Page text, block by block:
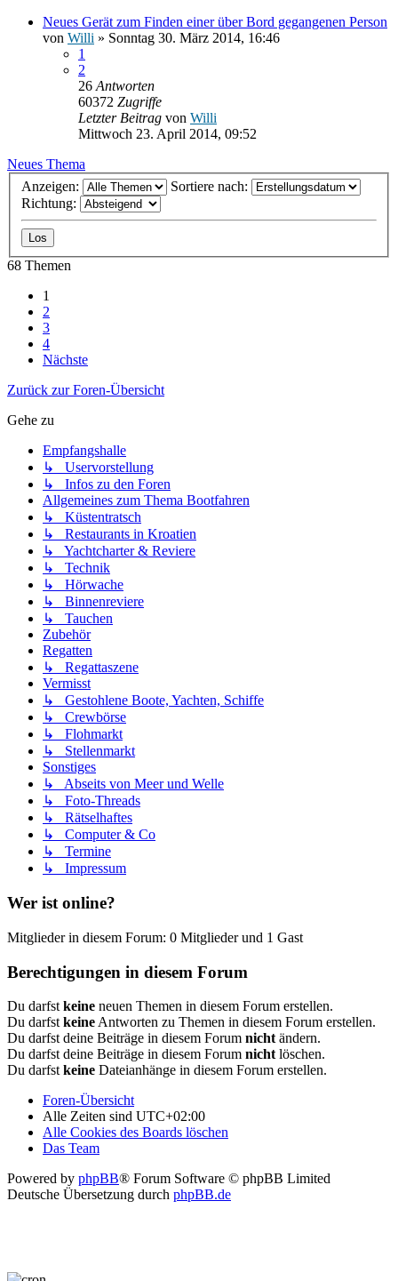
Neues Gerät zum Finden einer über Bord gegangenen Person
von Willi » Sonntag 30. März 2014, 16:46
1
2
26 Antworten
60372 Zugriffe
Letzter Beitrag von Willi
Mittwoch 23. April 2014, 09:52
Neues Thema
Anzeigen:
Sortiere nach:
Richtung:
68 Themen
1
2
3
4
Nächste
Zurück zur Foren-Übersicht
Gehe zu
Empfangshalle
↳ Uservorstellung
↳ Infos zu den Foren
Allgemeines zum Thema Bootfahren
↳ Küstentratsch
↳ Restaurants in Kroatien
↳ Yachtcharter & Reviere
↳ Technik
↳ Hörwache
↳ Binnenreviere
↳ Tauchen
Zubehör
Regatten
↳ Regattaszene
Vermisst
↳ Gestohlene Boote, Yachten, Schiffe
↳ Crewbörse
↳ Flohmarkt
↳ Stellenmarkt
Sonstiges
↳ Abseits von Meer und Welle
↳ Foto-Threads
↳ Rätselhaftes
↳ Computer & Co
↳ Termine
↳ Impressum
Wer ist online?
Mitglieder in diesem Forum: 0 Mitglieder und 1 Gast
Berechtigungen in diesem Forum
Du darfst keine neuen Themen in diesem Forum erstellen.
Du darfst keine Antworten zu Themen in diesem Forum erstellen.
Du darfst deine Beiträge in diesem Forum nicht ändern.
Du darfst deine Beiträge in diesem Forum nicht löschen.
Du darfst keine Dateianhänge in diesem Forum erstellen.
Foren-Übersicht
Alle Zeiten sind UTC+02:00
Alle Cookies des Boards löschen
Das Team
Powered by phpBB® Forum Software © phpBB Limited
Deutsche Übersetzung durch phpBB.de